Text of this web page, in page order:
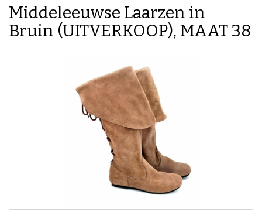
Middeleeuwse Laarzen in
Bruin (UITVERKOOP), MAAT 38